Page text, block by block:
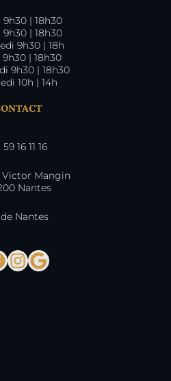
9h30 | 18h30
9h30 | 18h30
9h30 | 18h
| 18h30
9h30 | 18h30
10h | 14h
16 11 16
Victor Mangin
Nantes
Nantes
Instagram
Google